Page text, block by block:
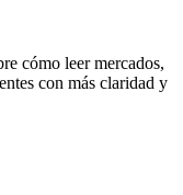
cómo leer mercados,
con más claridad y